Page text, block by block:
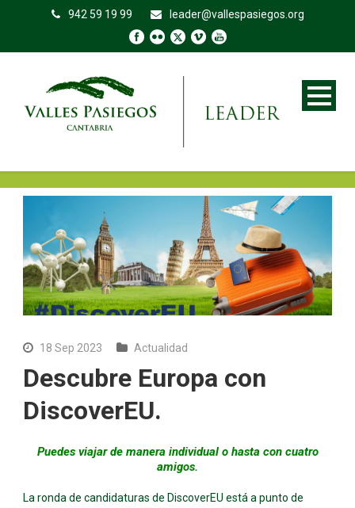
942 59 19 99 leader@vallespasiegos.org
18 Sep 2023 Actualidad
Descubre Europa con
DiscoverEU.
Puedes viajar de manera individual o hasta con cuatro
amigos.
La ronda de candidaturas de DiscoverEU está a punto de